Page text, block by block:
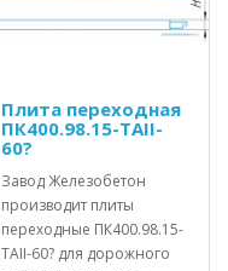
Плита переходная
ПК400.98.15-ТАII-
60?
Завод Железобетон
производит плиты
переходные ПК400.98.15-
ТАII-60? для дорожного